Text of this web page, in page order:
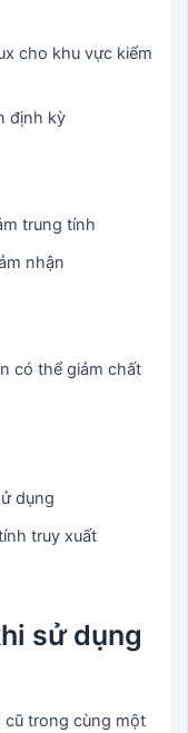
cho khu vực kiểm
định kỳ
trung tính
nhận
có thể giảm chất
dụng
truy xuất
sử dụng
trong cùng một